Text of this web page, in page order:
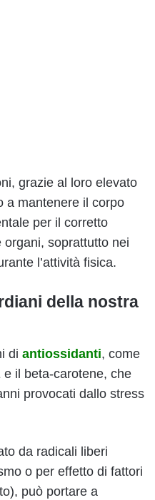
grazie al loro elevato
a mantenere il corpo
per il corretto
soprattutto nei
l’attività fisica.
della nostra
di antiossidanti, come
e il beta-carotene, che
provocati dallo stress
da radicali liberi
o per effetto di fattori
può portare a